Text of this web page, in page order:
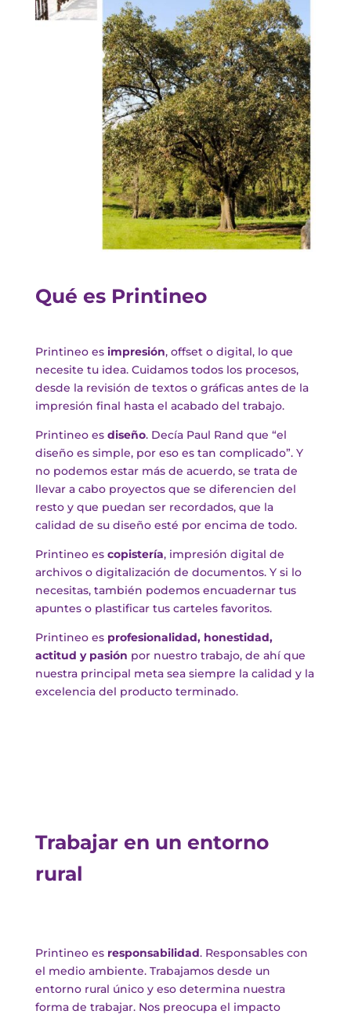
Qué es Printineo
Printineo es impresión, offset o digital, lo que
necesite tu idea. Cuidamos todos los procesos,
desde la revisión de textos o gráficas antes de la
impresión final hasta el acabado del trabajo.
Printineo es diseño. Decía Paul Rand que “el
diseño es simple, por eso es tan complicado”. Y
no podemos estar más de acuerdo, se trata de
llevar a cabo proyectos que se diferencien del
resto y que puedan ser recordados, que la
calidad de su diseño esté por encima de todo.
Printineo es copistería, impresión digital de
archivos o digitalización de documentos. Y si lo
necesitas, también podemos encuadernar tus
apuntes o plastificar tus carteles favoritos.
Printineo es profesionalidad, honestidad,
actitud y pasión por nuestro trabajo, de ahí que
nuestra principal meta sea siempre la calidad y la
excelencia del producto terminado.
Trabajar en un entorno
rural
Printineo es responsabilidad. Responsables con
el medio ambiente. Trabajamos desde un
entorno rural único y eso determina nuestra
forma de trabajar. Nos preocupa el impacto